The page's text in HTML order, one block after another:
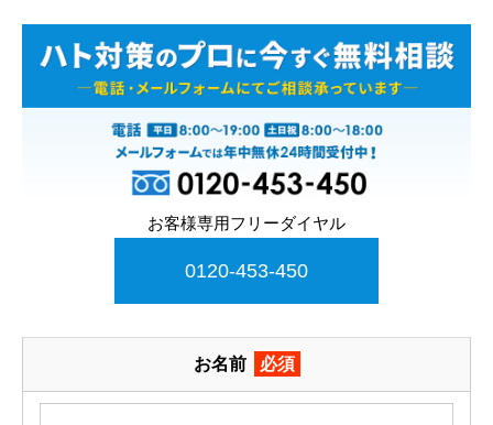
お客様専用フリーダイヤル
0120-453-450
お名前 必須